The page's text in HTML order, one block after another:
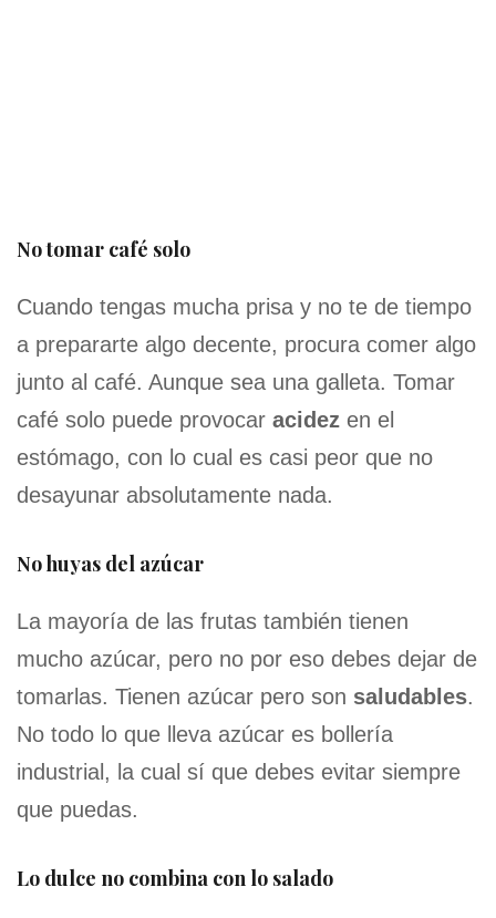
No tomar café solo
Cuando tengas mucha prisa y no te de tiempo
a prepararte algo decente, procura comer algo
junto al café. Aunque sea una galleta. Tomar
café solo puede provocar acidez en el
estómago, con lo cual es casi peor que no
desayunar absolutamente nada.
No huyas del azúcar
La mayoría de las frutas también tienen
mucho azúcar, pero no por eso debes dejar de
tomarlas. Tienen azúcar pero son saludables.
No todo lo que lleva azúcar es bollería
industrial, la cual sí que debes evitar siempre
que puedas.
Lo dulce no combina con lo salado